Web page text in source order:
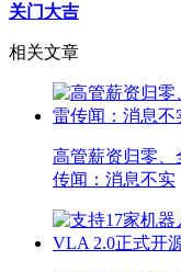
关门大吉
相关文章
高管薪资归零
传闻：消息不实